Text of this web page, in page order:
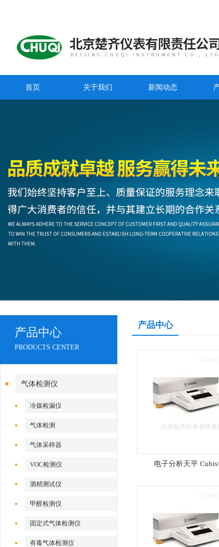
首页 关于我们 新闻动态
产品中心
PRODUCTS CENTER
气体检测仪
冷媒检漏仪
气体检测
气体采样器
VOC检测仪
酒精测试仪
甲醛检测仪
固定式气体检测仪
有毒气体检测仪
产品中心
电子分析天平